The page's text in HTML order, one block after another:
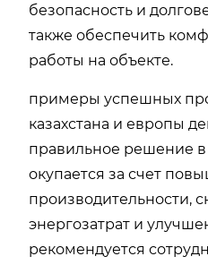
безопасность и
также обеспечить
работы на объекте.
примеры успешных
казахстана и европы
правильное решение
окупается за счет
производительности,
энергозатрат и
рекомендуется